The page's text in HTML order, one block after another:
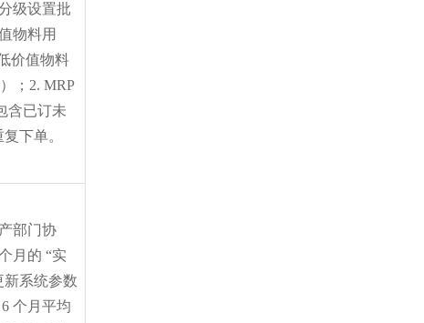
级设置批
物料用
价值物料
；2. MRP
含已订未
下单。
部门协
月的 “实
新系统参数
6 个月平均